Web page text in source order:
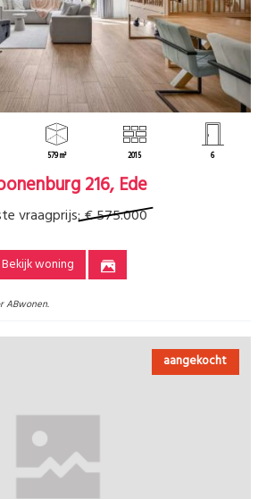
579 m³ 2015 6
216, Ede
vraagprijs:€ 575.000
Bekijk woning
ABwonen.
aangekocht